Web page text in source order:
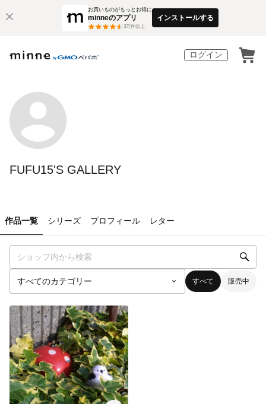
お買いものがもっとお得に
minneのアプリ
3万件以上
インストールする
ログイン
FUFU15'S GALLERY
作品一覧 シリーズ プロフィール レター
すべて 販売中